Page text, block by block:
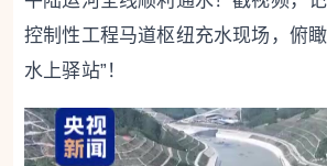
控制性工程马道枢纽充水现场，俯
水上驿站”！